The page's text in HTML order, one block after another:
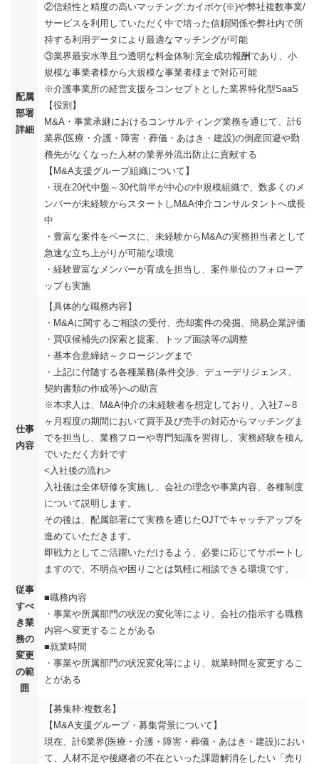
配属
部署
詳細
②信頼性と精度の高いマッチング:カイポケ(※)や弊社複数事業/
サービスを利用していただく中で培った信頼関係や弊社内で所
持する利用データにより最適なマッチングが可能
③業界最安水準且つ透明な料金体制:完全成功報酬であり、小
規模な事業者様から大規模な事業者様まで対応可能
※介護事業所の経営支援をコンセプトとした業界特化型SaaS
【役割】
M&A・事業承継におけるコンサルティング業務を通じて、計6
業界(医療・介護・障害・葬儀・あはき・建設)の倒産回避や勤
務先がなくなった人材の業界外流出防止に貢献する
【M&A支援グループ組織について】
・現在20代中盤～30代前半が中心の中規模組織で、数多くのメ
ンバーが未経験からスタートしM&A仲介コンサルタントへ成長
中
・豊富な案件をベースに、未経験からM&Aの実務担当者として
急速な立ち上がりが可能な環境
・経験豊富なメンバーが育成を担当し、案件単位のフォローア
ップも実施
仕事
内容
【具体的な職務内容】
・M&Aに関するご相談の受付、売却案件の発掘、簡易企業評価
・買収候補先の探索と提案、トップ面談等の調整
・基本合意締結～クロージングまで
・上記に付随する各種業務(条件交渉、デューデリジェンス、
契約書類の作成等)への助言
※本求人は、M&A仲介の未経験者を想定しており、入社7～8
ヶ月程度の期間において買手及び売手の対応からマッチングま
でを担当し、業務フローや専門知識を習得し、実務経験を積ん
でいただく方針です
<入社後の流れ>
入社後は全体研修を実施し、会社の理念や事業内容、各種制度
について説明します。
その後は、配属部署にて実務を通じたOJTでキャッチアップを
進めていただきます。
即戦力としてご活躍いただけるよう、必要に応じてサポートし
ますので、不明点や困りごとは気軽に相談できる環境です。
従事
すべ
き業
務の
変更
の範
囲
■職務内容
・事業や所属部門の状況の変化等により、会社の指示する職務
内容へ変更することがある
■就業時間
・事業や所属部門の状況変化等により、就業時間を変更するこ
とがある
【募集枠:複数名】
【M&A支援グループ・募集背景について】
現在、計6業界(医療・介護・障害・葬儀・あはき・建設)におい
て、人材不足や後継者の不在といった課題解消をしたい「売り